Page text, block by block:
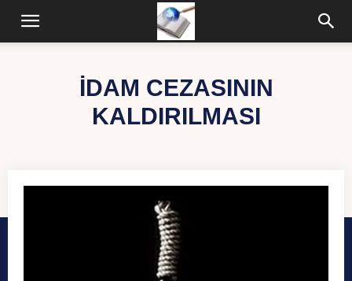
İDAM CEZASININ
KALDIRILMASI